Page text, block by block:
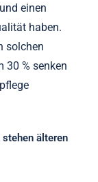
einen
haben.
solchen
30 % senken
älteren